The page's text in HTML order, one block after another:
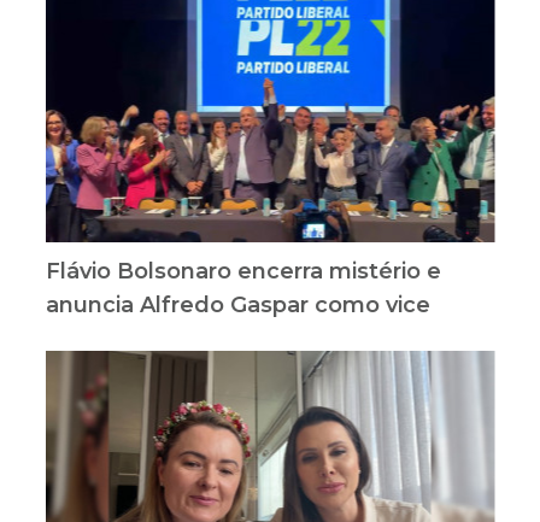
Flávio Bolsonaro encerra mistério e
anuncia Alfredo Gaspar como vice